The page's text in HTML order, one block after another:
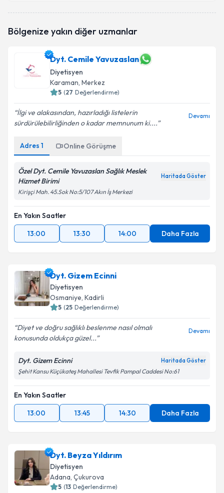
Bölgenize yakın diğer uzmanlar
Dyt. Cemile Yavuzaslan
Diyetisyen
Karaman, Merkez
5 (27 Değerlendirme)
İlgi ve alakasından, hazırladığı listelerin
sürdürülebilirliğinden o kadar memnunum ki....
Devamı
Adres 1 Online Görüşme
Özel Dyt. Cemile Yavuzaslan Sağlık Meslek
Hizmet Birimi
Haritada Göster
Kirişçi Mah. 45.Sok No:5/107 Akın İş Merkezi
En Yakın Saatler
13:00
13:30 14:00 Daha Fazla
Dyt. Gizem Ecinni
Diyetisyen
Osmaniye, Kadirli
5 (25 Değerlendirme)
Diyet ve doğru sağlıklı beslenme nasıl olmalı
konusunda oldukça güzel...
Devamı
Dyt. Gizem Ecinni Haritada Göster
Şehit Kansu Küçükateş Mahallesi Tevfik Pampal Caddesi No:61
En Yakın Saatler
13:00
13:45 14:30 Daha Fazla
Dyt. Beyza Yıldırım
Diyetisyen
Adana, Çukurova
5 (13 Değerlendirme)